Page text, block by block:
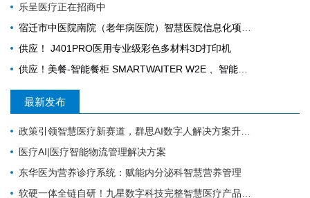
乐呈医疗正在招商中
宿迁市中医院南院（老年病医院）智慧医院信息化项目采购公告
供应！ J401PRO医用专业级彩色多材料3D打印机
供应！美餐-智能餐柜 SMARTWAITER W2E 、智能电子收银称 SUNMI S2
最新发布
政策引领智慧医疗新赛道，群思AI数字人解决方案升级，便民就医链路！
医疗AI|医疗智能物流管理解决方案
东华医为营养诊疗系统：赋能内分泌科智慧营养管理
软硬一体全链自研！九星数字科技完整智慧医疗产品矩阵，助力区域医疗数字化升级